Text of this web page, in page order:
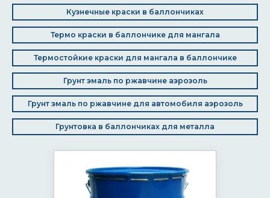
Кузнечные краски в баллончиках
Термо краски в баллончике для мангала
Термостойкие краски для мангала в баллончике
Грунт эмаль по ржавчине аэрозоль
Грунт эмаль по ржавчине для автомобиля аэрозоль
Грунтовка в баллончиках для металла